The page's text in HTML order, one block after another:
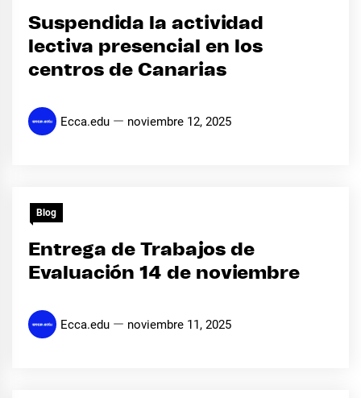
Suspendida la actividad
lectiva presencial en los
centros de Canarias
Ecca.edu noviembre 12, 2025
Blog
Entrega de Trabajos de
Evaluación 14 de noviembre
Ecca.edu noviembre 11, 2025